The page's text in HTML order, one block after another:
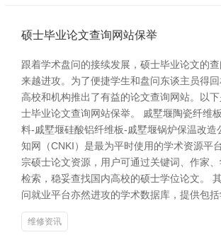
硕士毕业论文查询网站保举
跟着学术盘问的接续发展，硕士毕业论文的
来越进攻。为了便捷学生和盘问东谈主员得
高校和机构推出了有益的论文查询网站。以
士毕业论文查询网站保举。 戚墅堰陶瓷纤维
料-戚墅堰硅酸铝纤维板-戚墅堰锅炉保温改造
知网（CNKI）是最为平时使用的学术资源平
宗硕士论文资源，用户可通过关键词、作家
检索，稳妥查找国内高校的硕士学位论文。
问就业平台亦然进攻的学术数据库，提供包
维修资讯